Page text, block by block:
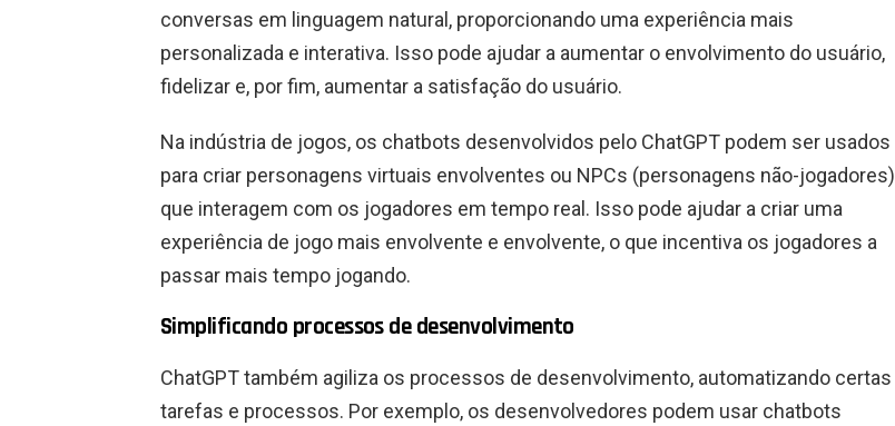
conversas em linguagem natural, proporcionando uma experiência mais
personalizada e interativa. Isso pode ajudar a aumentar o envolvimento do usuário,
fidelizar e, por fim, aumentar a satisfação do usuário.
Na indústria de jogos, os chatbots desenvolvidos pelo ChatGPT podem ser usados ​​
para criar personagens virtuais envolventes ou NPCs (personagens não-jogadores)
que interagem com os jogadores em tempo real. Isso pode ajudar a criar uma
experiência de jogo mais envolvente e envolvente, o que incentiva os jogadores a
passar mais tempo jogando.
Simplificando processos de desenvolvimento
ChatGPT também agiliza os processos de desenvolvimento, automatizando certas
tarefas e processos. Por exemplo, os desenvolvedores podem usar chatbots